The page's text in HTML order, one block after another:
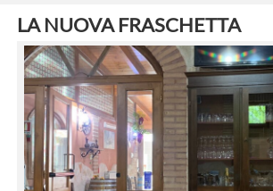
LA NUOVA FRASCHETTA